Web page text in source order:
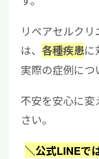
リペアセルク
は、 各種疾患に
実際の症例につ
不安を安心に変
さい。
＼公式LINEで